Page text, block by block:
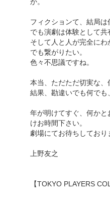
フィクションて、結局は
でも演劇は体験として共
そして人と人が完全にわ
でも繋がりたい。
色々不思議ですね。
本当、ただただ切実な、
結果、勘違いでも何でも
年が明けてすぐ、何か
けお時間下さい。
劇場にてお待ちしており
上野友之
【TOKYO PLAYERS